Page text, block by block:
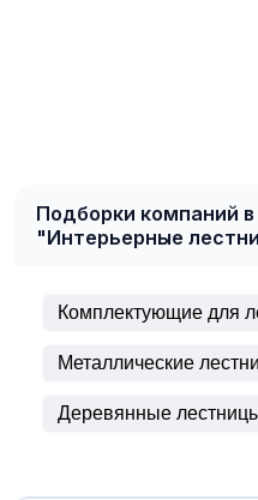
Подборки компаний в
"Интерьерные
Комплектующие для
Металлические
Деревянные